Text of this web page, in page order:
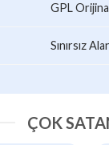
GPL
Sınırsız
ÇOK